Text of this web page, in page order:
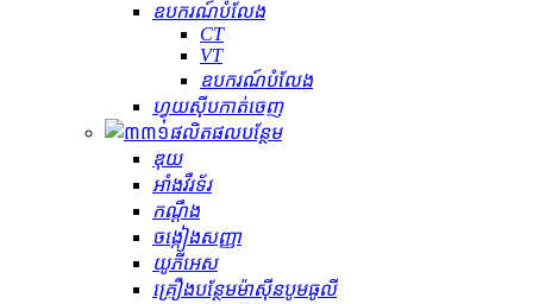
ឧបករណ៍បំលែង
CT
VT
ឧបករណ៍បំលែង
ហ្វុយស៊ីបកាត់ចេញ
ផលិតផលបន្ថែម
ឌុយ
អាំងវឺរទ័រ
កណ្ដឹង
ចង្កៀងសញ្ញា
យូភីអេស
គ្រឿងបន្ថែមម៉ាស៊ីនបូមធូលី